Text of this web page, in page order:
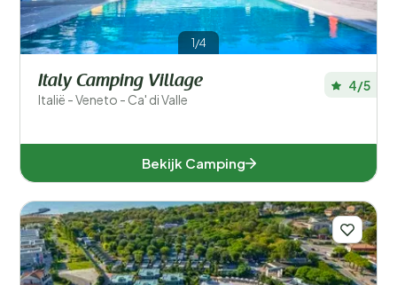
1/4
Italy Camping Village
Italië - Veneto - Ca' di Valle
4/5
Bekijk Camping